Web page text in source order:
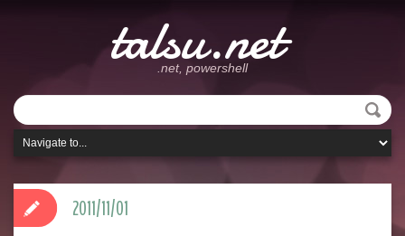
talsu.net
.net, powershell
2011/11/01